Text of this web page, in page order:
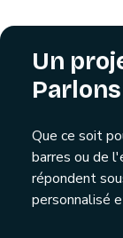
Un
Que ce soit
barres ou de
répondent
personnalisé